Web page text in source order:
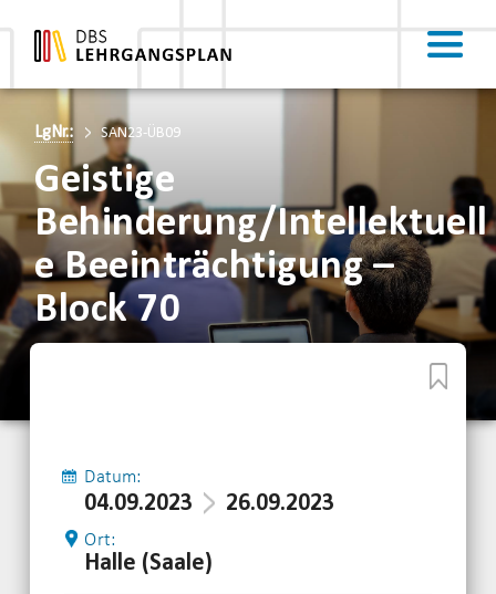
LgNr.: SAN23-ÜB09
Geistige
Behinderung/Intellektuell
e Beeinträchtigung –
Block 70
Datum:
04.09.2023 26.09.2023
Ort:
Halle (Saale)